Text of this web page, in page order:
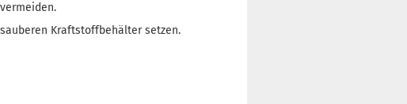
Kraftstoffbehälter setzen.